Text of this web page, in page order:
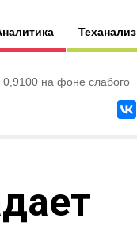
Теханализ
0,9100 на фоне слабого